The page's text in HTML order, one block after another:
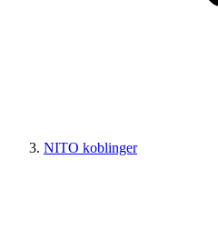
NITO koblinger